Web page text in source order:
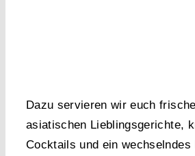
Dazu servieren wir euch
asiatischen Lieblingsgerichte,
Cocktails und ein wechselndes